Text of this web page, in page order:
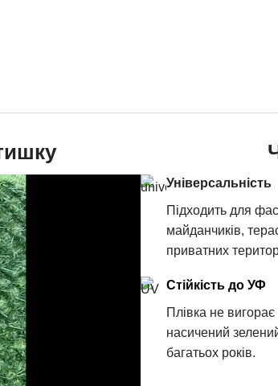
Універсальність
Підходить для
майданчиків,
приватних
Стійкість до УФ
Плівка не вигорає
насичений
багатьох років.